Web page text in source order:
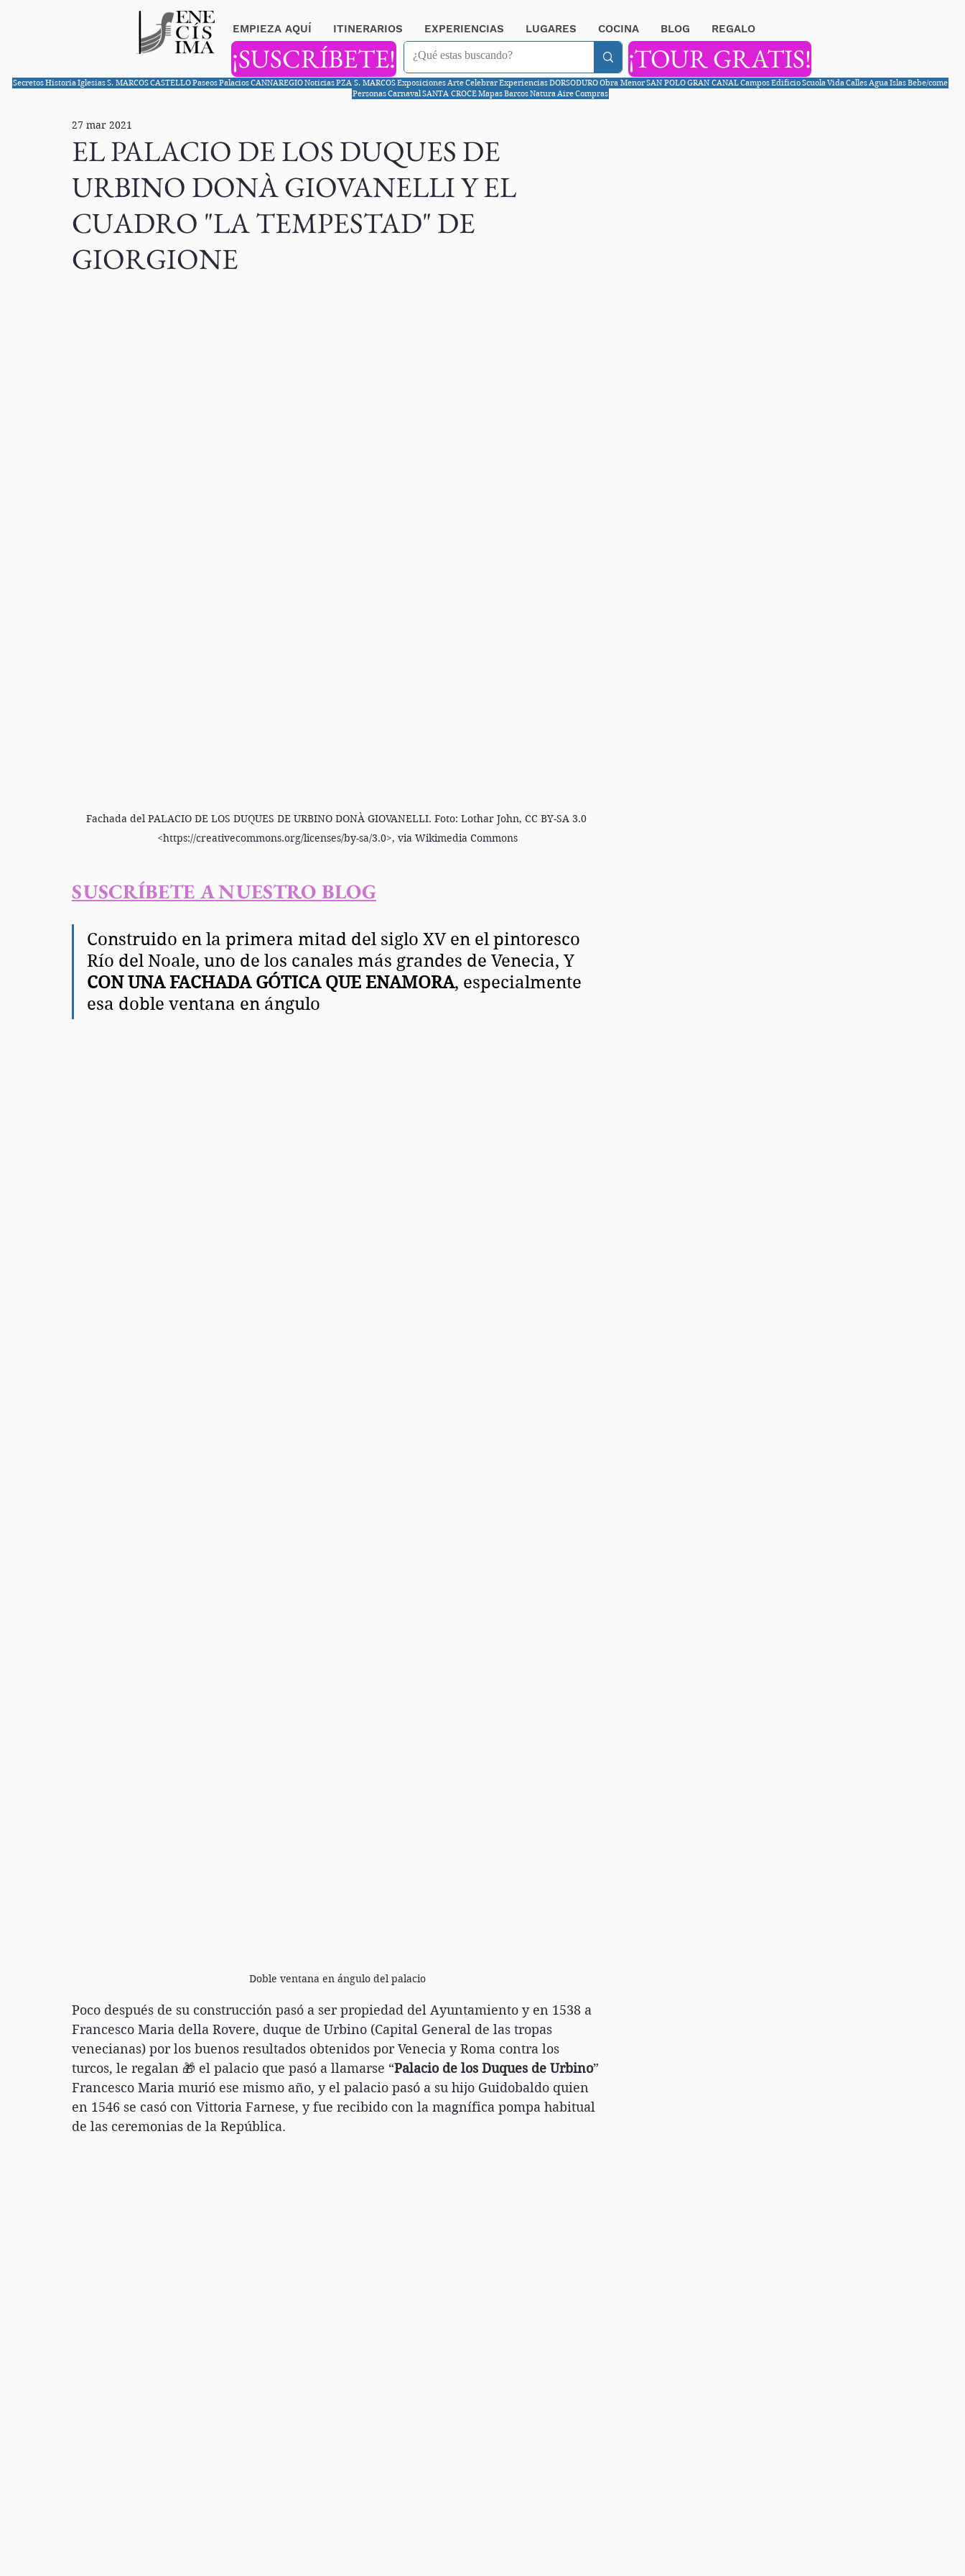
EMPIEZA AQUÍ ITINERARIOS EXPERIENCIAS LUGARES COCINA BLOG REGALO
¡SUSCRÍBETE! ¡TOUR GRATIS!
SecretosHistoriaIglesiasS. MARCOSCASTELLOPaseosPalaciosCANNAREGIONoticiasPZA S. MARCOSExposicionesArteCelebrarExperienciasDORSODUROObra MenorSAN POLOGRAN CANALCamposEdificioScuolaVidaCallesAguaIslasBebe/come
PersonasCarnavalSANTA CROCEMapasBarcosNaturaAireCompras
EL PALACIO DE LOS DUQUES DE
URBINO DONÀ GIOVANELLI Y EL
CUADRO "LA TEMPESTAD" DE
GIORGIONE
27 mar 2021
Fachada del PALACIO DE LOS DUQUES DE URBINO DONÀ GIOVANELLI. Foto: Lothar John, CC BY-SA 3.0
<https://creativecommons.org/licenses/by-sa/3.0>, via Wikimedia Commons
SUSCRÍBETE A NUESTRO BLOG
Construido en la primera mitad del siglo XV en el pintoresco
Río del Noale, uno de los canales más grandes de Venecia, Y
CON UNA FACHADA GÓTICA QUE ENAMORA, especialmente
esa doble ventana en ángulo
Doble ventana en ángulo del palacio
Poco después de su construcción pasó a ser propiedad del Ayuntamiento y en 1538 a
Francesco Maria della Rovere, duque de Urbino (Capital General de las tropas
venecianas) por los buenos resultados obtenidos por Venecia y Roma contra los
turcos, le regalan 🎁 el palacio que pasó a llamarse “Palacio de los Duques de Urbino”
Francesco Maria murió ese mismo año, y el palacio pasó a su hijo Guidobaldo quien
en 1546 se casó con Vittoria Farnese, y fue recibido con la magnífica pompa habitual
de las ceremonias de la República.